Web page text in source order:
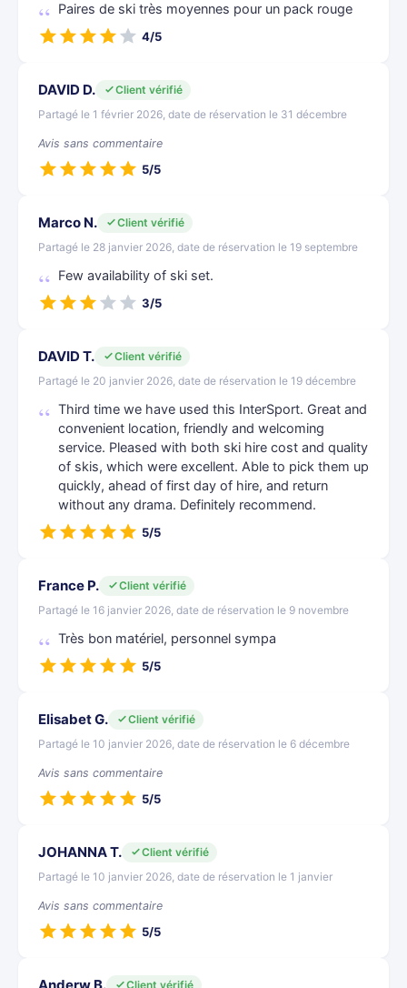
Paires de ski très moyennes pour un pack rouge
4/5
DAVID D.
Client vérifié
Partagé le 1 février 2026, date de réservation le 31 décembre
Avis sans commentaire
5/5
Marco N.
Client vérifié
Partagé le 28 janvier 2026, date de réservation le 19 septembre
Few availability of ski set.
3/5
DAVID T.
Client vérifié
Partagé le 20 janvier 2026, date de réservation le 19 décembre
Third time we have used this InterSport. Great and
convenient location, friendly and welcoming
service. Pleased with both ski hire cost and quality
of skis, which were excellent. Able to pick them up
quickly, ahead of first day of hire, and return
without any drama. Definitely recommend.
5/5
France P.
Client vérifié
Partagé le 16 janvier 2026, date de réservation le 9 novembre
Très bon matériel, personnel sympa
5/5
Elisabet G.
Client vérifié
Partagé le 10 janvier 2026, date de réservation le 6 décembre
Avis sans commentaire
5/5
JOHANNA T.
Client vérifié
Partagé le 10 janvier 2026, date de réservation le 1 janvier
Avis sans commentaire
5/5
Client vérifié